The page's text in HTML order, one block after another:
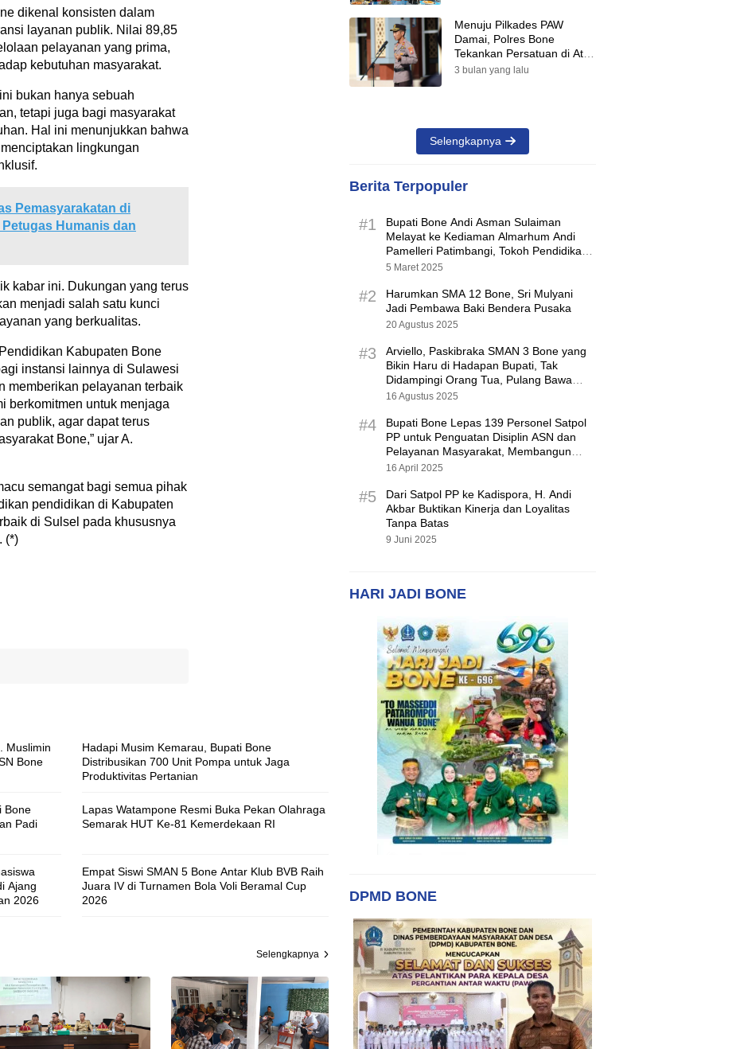
dikenal konsisten dalam
layanan publik. Nilai 89,85
pelayanan yang prima,
kebutuhan masyarakat.
bukan hanya sebuah
tetapi juga bagi masyarakat
Hal ini menunjukkan bahwa
lingkungan
Pemasyarakatan di
Humanis dan
kabar ini. Dukungan yang terus
menjadi salah satu kunci
yang berkualitas.
Kabupaten Bone
instansi lainnya di Sulawesi
memberikan pelayanan terbaik
berkomitmen untuk menjaga
publik, agar dapat terus
Bone,” ujar A.
semangat bagi semua pihak
pendidikan di Kabupaten
di Sulsel pada khususnya
(*)
Muslimin
Bone
Hadapi Musim Kemarau, Bupati Bone
Distribusikan 700 Unit Pompa untuk Jaga
Produktivitas Pertanian
Bone
Padi
Lapas Watampone Resmi Buka Pekan Olahraga
Semarak HUT Ke-81 Kemerdekaan RI
Ajang
2026
Empat Siswi SMAN 5 Bone Antar Klub BVB Raih
Juara IV di Turnamen Bola Voli Beramal Cup
2026
Selengkapnya
Menuju Pilkades PAW
Damai, Polres Bone
Tekankan Persatuan di Atas
Perbedaan Pilihan
3 bulan yang lalu
Selengkapnya
Berita Terpopuler
#1
Bupati Bone Andi Asman Sulaiman
Melayat ke Kediaman Almarhum Andi
Pamelleri Patimbangi, Tokoh Pendidikan
Kabupaten Bone
5 Maret 2025
#2
Harumkan SMA 12 Bone, Sri Mulyani
Jadi Pembawa Baki Bendera Pusaka
20 Agustus 2025
#3
Arviello, Paskibraka SMAN 3 Bone yang
Bikin Haru di Hadapan Bupati, Tak
Didampingi Orang Tua, Pulang Bawa
Hadiah Motor
16 Agustus 2025
#4
Bupati Bone Lepas 139 Personel Satpol
PP untuk Penguatan Disiplin ASN dan
Pelayanan Masyarakat, Membangun
Pemerintahan yang Tertib dan Melayani
16 April 2025
#5
Dari Satpol PP ke Kadispora, H. Andi
Akbar Buktikan Kinerja dan Loyalitas
Tanpa Batas
9 Juni 2025
HARI JADI BONE
DPMD BONE